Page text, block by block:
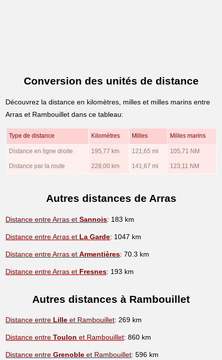
Conversion des unités de distance
Découvrez la distance en kilomètres, milles et milles marins entre
Arras et Rambouillet dans ce tableau:
Type de distance Kilomètres Milles Milles marins
Distance en ligne droite 195,77 km 121,65 mi 105,71 NM
Distance par la route 228,00 km 141,67 mi 123,11 NM
Autres distances de Arras
Distance entre Arras etSannois: 183 km
Distance entre Arras et La Garde: 1047 km
Distance entre Arras etArmentières: 70.3 km
Distance entre Arras et Fresnes: 193 km
Autres distances à Rambouillet
Distance entre Lille et Rambouillet: 269 km
Distance entreToulon et Rambouillet: 860 km
Distance entreGrenoble et Rambouillet: 596 km